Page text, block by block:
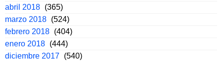
abril 2018 (365)
marzo 2018 (524)
febrero 2018 (404)
enero 2018 (444)
diciembre 2017 (540)